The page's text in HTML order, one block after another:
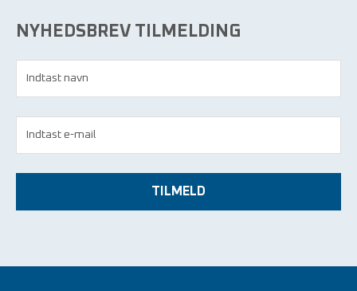
NYHEDSBREV TILMELDING
TILMELD